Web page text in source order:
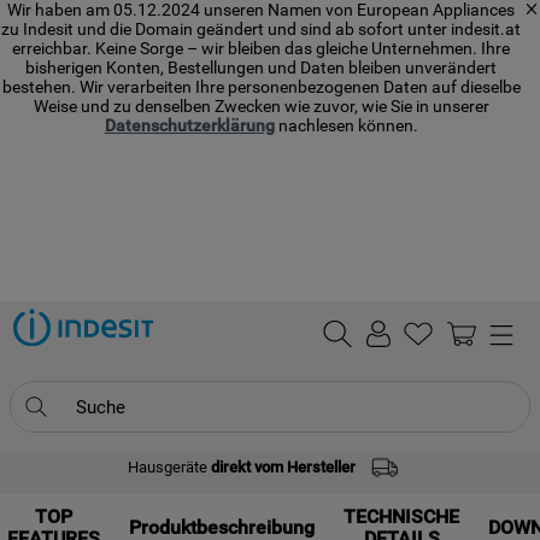
Wir haben am 05.12.2024 unseren Namen von European Appliances
zu Indesit und die Domain geändert und sind ab sofort unter indesit.at
erreichbar. Keine Sorge – wir bleiben das gleiche Unternehmen. Ihre
bisherigen Konten, Bestellungen und Daten bleiben unverändert
bestehen. Wir verarbeiten Ihre personenbezogenen Daten auf dieselbe
Weise und zu denselben Zwecken wie zuvor, wie Sie in unserer
Datenschutzerklärungnachlesen können.
Hausgeräte direkt vom Hersteller
TOP
Produktbeschreibung
TECHNISCHE
TOP SEARCHES
1 waschmaschine